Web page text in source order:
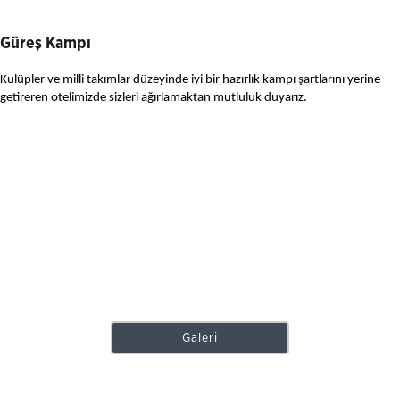
Güreş Kampı
Kulüpler ve milli takımlar düzeyinde iyi bir hazırlık kampı şartlarını yerine
getireren otelimizde sizleri ağırlamaktan mutluluk duyarız.
Galeri